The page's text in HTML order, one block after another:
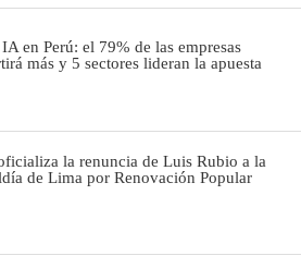
IA en Perú: el 79% de las empresas
más y 5 sectores lideran la apuesta
la renuncia de Luis Rubio a la
de Lima por Renovación Popular